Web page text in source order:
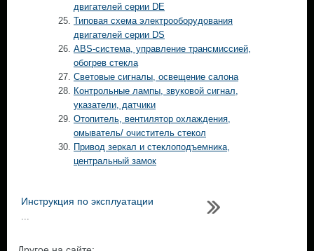
двигателей серии DE
Типовая схема электрооборудования
двигателей серии DS
ABS-система, управление трансмиссией,
обогрев стекла
Световые сигналы, освещение салона
Контрольные лампы, звуковой сигнал,
указатели, датчики
Отопитель, вентилятор охлаждения,
омыватель/ очиститель стекол
Привод зеркал и стеклоподъемника,
центральный замок
Инструкция по эксплуатации
...